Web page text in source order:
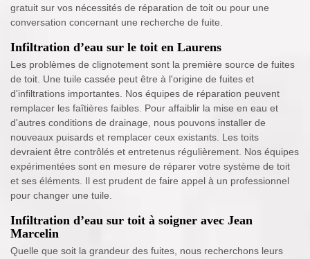
gratuit sur vos nécessités de réparation de toit ou pour une
conversation concernant une recherche de fuite.
Infiltration d’eau sur le toit en Laurens
Les problèmes de clignotement sont la première source de fuites
de toit. Une tuile cassée peut être à l'origine de fuites et
d'infiltrations importantes. Nos équipes de réparation peuvent
remplacer les faîtières faibles. Pour affaiblir la mise en eau et
d'autres conditions de drainage, nous pouvons installer de
nouveaux puisards et remplacer ceux existants. Les toits
devraient être contrôlés et entretenus régulièrement. Nos équipes
expérimentées sont en mesure de réparer votre système de toit
et ses éléments. Il est prudent de faire appel à un professionnel
pour changer une tuile.
Infiltration d’eau sur toit à soigner avec Jean
Marcelin
Quelle que soit la grandeur des fuites, nous recherchons leurs